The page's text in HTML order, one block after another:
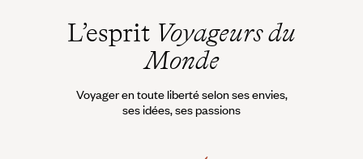
L’esprit Voyageurs du
Monde
Voyager en toute liberté selon ses envies,
ses idées, ses passions